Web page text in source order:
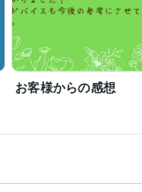
お客様からの感想